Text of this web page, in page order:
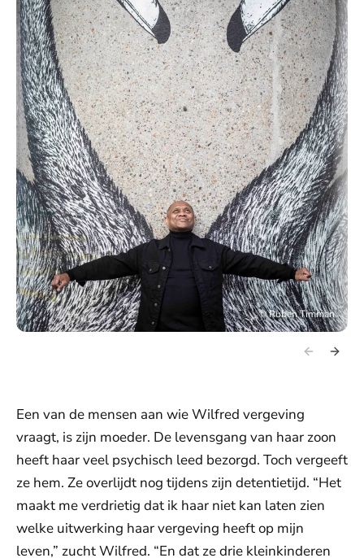
©Ruben Timman
Een van de mensen aan wie Wilfred vergeving
vraagt, is zijn moeder. De levensgang van haar zoon
heeft haar veel psychisch leed bezorgd. Toch vergeeft
ze hem. Ze overlijdt nog tijdens zijn detentietijd. “Het
maakt me verdrietig dat ik haar niet kan laten zien
welke uitwerking haar vergeving heeft op mijn
leven,” zucht Wilfred. “En dat ze drie kleinkinderen